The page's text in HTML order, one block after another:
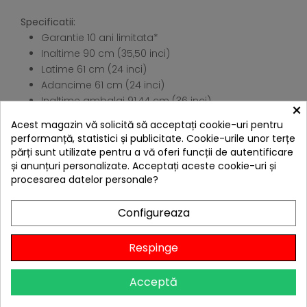
Specificatii:
Garantie 10 ani limitata*
Inaltime 90 cm (35,50 inci)
Latime 61 cm (24 inci)
Adancime 61 cm (24 inci)
Inaltime ambalaj 91,44 cm (36 inci)
Adancime ambalaj 63,50 cm (25 inci)
Greutate ambalaj 36,28 kg (80 lb)
4 ALTE PRODUSE IN ACEEASI
Livrare gratis
×
Acest magazin vă solicită să acceptați cookie-uri pentru
performanță, statistici și publicitate. Cookie-urile unor terțe
părți sunt utilizate pentru a vă oferi funcții de autentificare
și anunțuri personalizate. Acceptați aceste cookie-uri și
procesarea datelor personale?
Configureaza
Respinge
Acceptă